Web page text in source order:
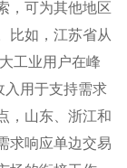
，可为其他地区
比如，江苏省从
工业用户在峰
入用于支持需求
，山东、浙江和
求响应单边交易